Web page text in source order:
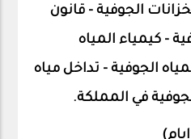
الجوفية - قانون
- كيمياء المياه
الجوفية - تداخل مياه
في المملكة.